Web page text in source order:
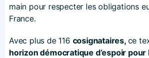
main pour respecter les obligations
France.
Avec plus de 116 cosignataires, ce
horizon démocratique d’espoir